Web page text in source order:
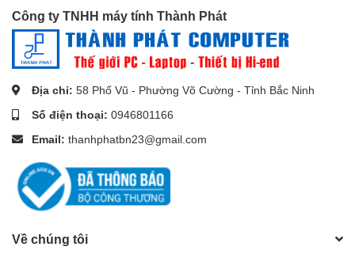
Công ty TNHH máy tính Thành Phát
Địa chỉ: 58 Phố Vũ - Phường Võ Cường - Tỉnh Bắc Ninh
Số điện thoại: 0946801166
Email: thanhphatbn23@gmail.com
Về chúng tôi